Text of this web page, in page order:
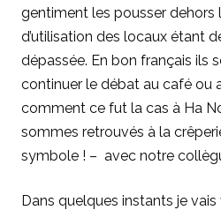
gentiment les pousser dehors
d’utilisation des locaux étant
dépassée. En bon français ils
continuer le débat au café ou
comment ce fut la cas à Ha
sommes retrouvés à la
symbole ! – avec notre
Dans quelques instants je